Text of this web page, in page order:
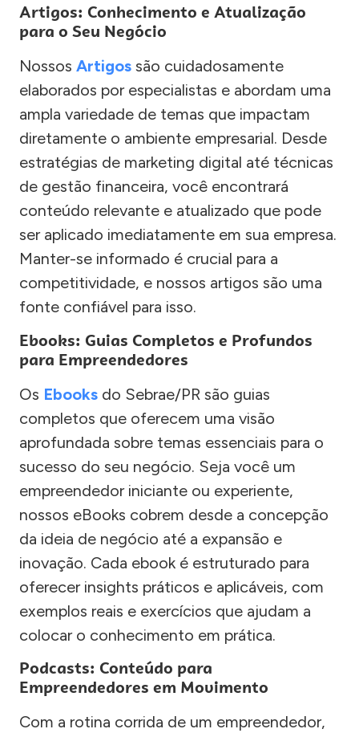
Artigos: Conhecimento e Atualização
para o Seu Negócio
Nossos Artigos são cuidadosamente
elaborados por especialistas e abordam uma
ampla variedade de temas que impactam
diretamente o ambiente empresarial. Desde
estratégias de marketing digital até técnicas
de gestão financeira, você encontrará
conteúdo relevante e atualizado que pode
ser aplicado imediatamente em sua empresa.
Manter-se informado é crucial para a
competitividade, e nossos artigos são uma
fonte confiável para isso.
Ebooks: Guias Completos e Profundos
para Empreendedores
Os Ebooks do Sebrae/PR são guias
completos que oferecem uma visão
aprofundada sobre temas essenciais para o
sucesso do seu negócio. Seja você um
empreendedor iniciante ou experiente,
nossos eBooks cobrem desde a concepção
da ideia de negócio até a expansão e
inovação. Cada ebook é estruturado para
oferecer insights práticos e aplicáveis, com
exemplos reais e exercícios que ajudam a
colocar o conhecimento em prática.
Podcasts: Conteúdo para
Empreendedores em Movimento
Com a rotina corrida de um empreendedor,